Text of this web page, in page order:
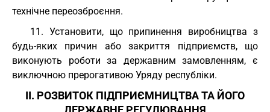
технічне переозброєння.
11. Установити, що припинення виробництва з
будь-яких причин або закриття підприємств, що
виконують роботи за державним замовленням, є
виключною прерогативою Уряду республіки.
II. РОЗВИТОК ПІДПРИЄМНИЦТВА ТА ЙОГО